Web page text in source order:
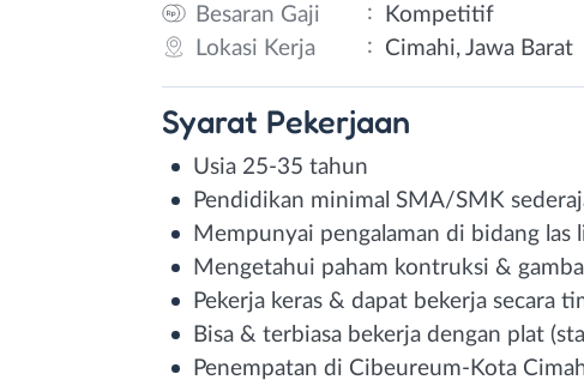
Besaran Gaji
:
Kompetitif
Lokasi Kerja
: Cimahi, Jawa Barat
Syarat Pekerjaan
Usia 25-35 tahun
Pendidikan minimal SMA/SMK
Mempunyai pengalaman di bidang las
Mengetahui paham kontruksi &
Pekerja keras & dapat bekerja secara
Bisa & terbiasa bekerja dengan plat
Penempatan di Cibeureum-Kota